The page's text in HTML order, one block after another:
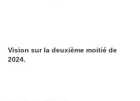
Vision sur la deuxième moitié de
2024.